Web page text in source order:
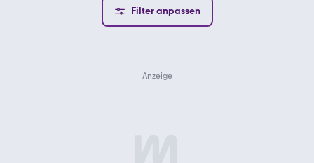
Filter anpassen